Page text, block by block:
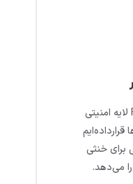
با همکاری شرکت F-Secure لایه امنیتی
برای خنثی
می‌دهد.